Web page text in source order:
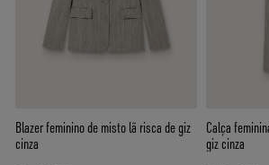
Blazer feminino de misto lã risca de giz
cinza
Calça
giz cinza